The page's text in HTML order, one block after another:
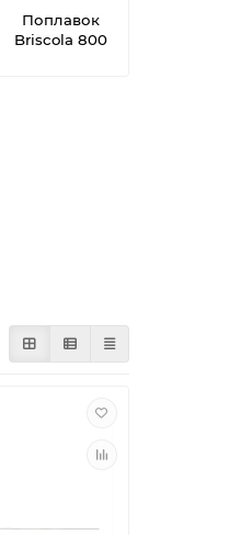
Поплавок
Briscola 800